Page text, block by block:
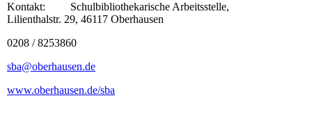
Kontakt: Schulbibliothekarische Arbeitsstelle,
Lilienthalstr. 29, 46117 Oberhausen
0208 / 8253860
sba@oberhausen.de
www.oberhausen.de/sba